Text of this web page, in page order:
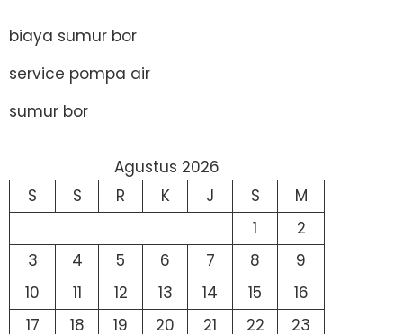
biaya sumur bor
service pompa air
sumur bor
Agustus 2026
S
S R K J S
M
1
2
3
4 5 6 7 8
9
10
11 12 13 14 15
16
17
18 19 20 21 22 23